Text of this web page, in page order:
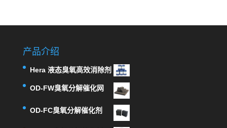
产品介绍
Hera 液态臭氧高效消除剂
OD-FW臭氧分解催化网
OD-FC臭氧分解催化剂